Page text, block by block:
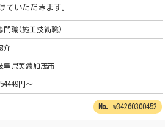
ていただきます。
門職(施工技術職)
介
阜県美濃加茂市
円～
w34260300452